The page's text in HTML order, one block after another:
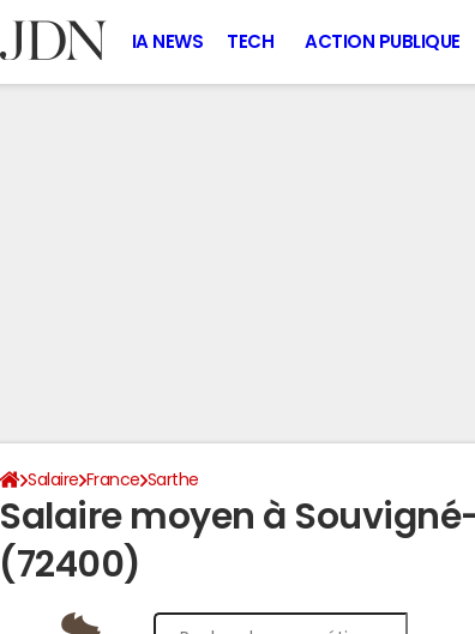
IA NEWS TECH ACTION PUBLIQUE
Salaire France Sarthe
Salaire moyen à
(72400)